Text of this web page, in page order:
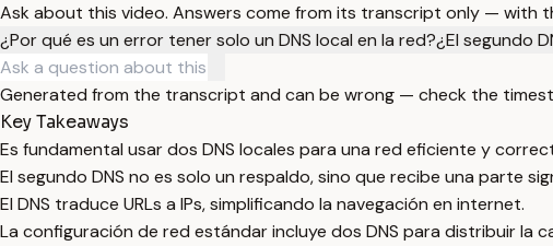
Ask about this video. Answers come from its transcript only — with
¿Por qué es un error tener solo un DNS local en la red?¿El segundo
Generated from the transcript and can be wrong — check the
Key Takeaways
Es fundamental usar dos DNS locales para una red eficiente y
El segundo DNS no es solo un respaldo, sino que recibe una parte
El DNS traduce URLs a IPs, simplificando la navegación en internet.
La configuración de red estándar incluye dos DNS para distribuir la